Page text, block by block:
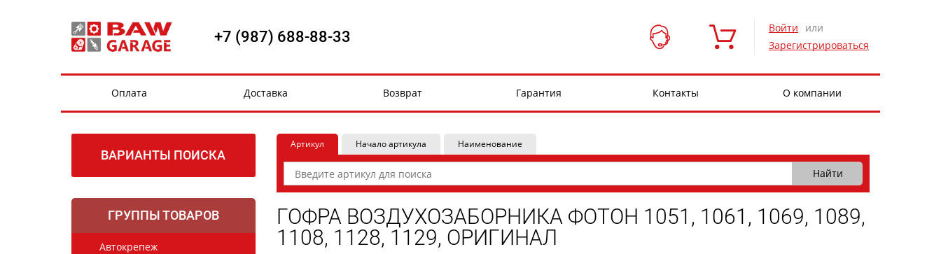
+7 (987) 688-88-33 Войти
или
Зарегистрироваться
Оплата Доставка Возврат Гарантия Контакты О компании
ВАРИАНТЫ ПОИСКА
ГРУППЫ ТОВАРОВ
Автокрепеж
Артикул Начало артикула Наименование
ГОФРА ВОЗДУХОЗАБОРНИКА ФОТОН 1051, 1061, 1069, 1089,
1108, 1128, 1129, ОРИГИНАЛ